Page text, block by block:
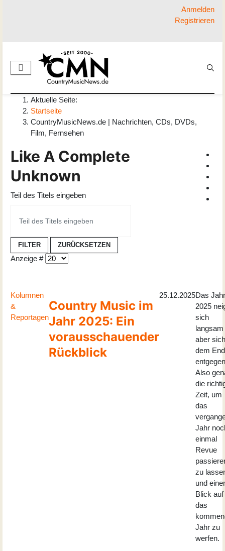
Anmelden
Registrieren
Aktuelle Seite:
Startseite
CountryMusicNews.de | Nachrichten, CDs, DVDs,
Film, Fernsehen
Like A Complete
Unknown
Teil des Titels eingeben
FILTER ZURÜCKSETZEN
Anzeige #
Kolumnen
&
Reportagen
Country Music im
Jahr 2025: Ein
vorausschauender
Rückblick
25.12.2025Das Jahr
2025
sich
langsam
aber
dem
Also
die
Zeit, um
das
Jahr
einmal
Revue
zu
und
Blick auf
das
Jahr zu
werfen.